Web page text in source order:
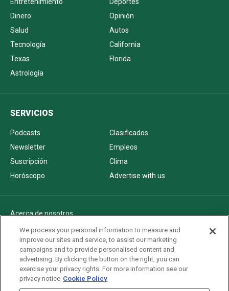
Dinero
Opinión
Salud
Autos
Tecnología
California
Texas
Florida
Astrología
SERVICIOS
Podcasts
Clasificados
Newsletter
Empleos
Suscripción
Clima
Horóscopo
Advertise with us
Acerca de nosotros
Politica de privacidad
Pautas Editoriales
AdChoices
Advertise with us
Newsletters
We process your personal information to measure and
improve our sites and service, to assist our marketing
campaigns and to provide personalised content and
advertising. By clicking the button on the right, you can
exercise your privacy rights. For more information see our
privacy notice Cookie Policy